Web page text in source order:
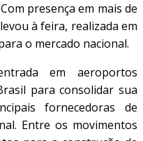
presença em mais de
à feira, realizada em
o mercado nacional.
em aeroportos
para consolidar sua
fornecedoras de
Entre os movimentos